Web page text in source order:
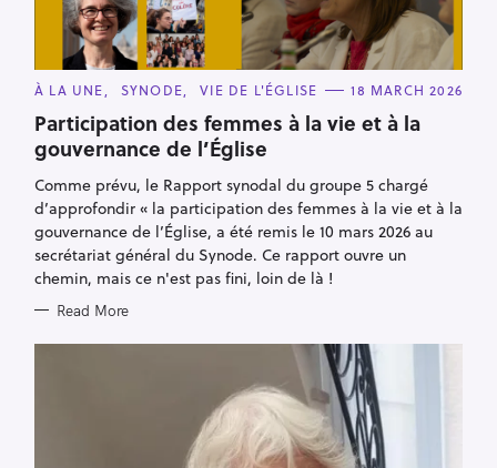
C
T
E
G
O
I
E
S
À LA UNE SYNODE VIE DE L'ÉGLISE 18 MARCH 2026
Participation des femmes à la vie et à la
gouvernance de l’Église
Comme prévu, le Rapport synodal du groupe 5 chargé
d’approfondir « la participation des femmes à la vie et à la
gouvernance de l’Église, a été remis le 10 mars 2026 au
secrétariat général du Synode. Ce rapport ouvre un
chemin, mais ce n'est pas fini, loin de là !
Read More